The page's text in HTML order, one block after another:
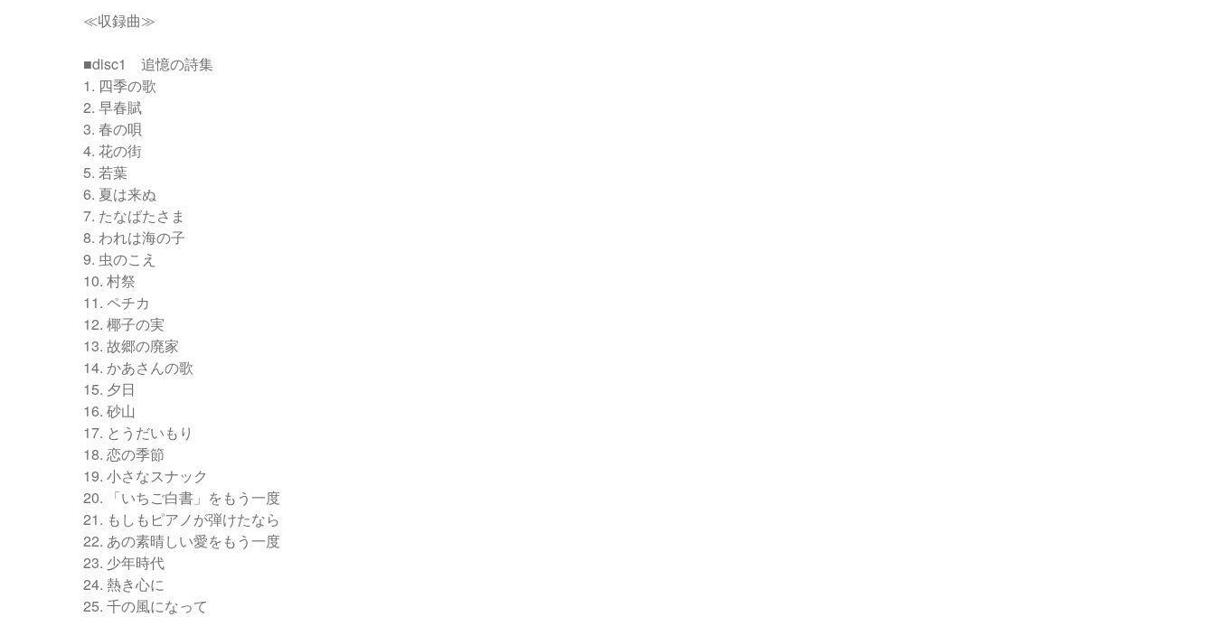
≪収録曲≫
■disc1 追憶の詩集
1. 四季の歌
2. 早春賦
3. 春の唄
4. 花の街
5. 若葉
6. 夏は来ぬ
7. たなばたさま
8. われは海の子
9. 虫のこえ
10. 村祭
11. ペチカ
12. 椰子の実
13. 故郷の廃家
14. かあさんの歌
15. 夕日
16. 砂山
17. とうだいもり
18. 恋の季節
19. 小さなスナック
20. 「いちご白書」をもう一度
21. もしもピアノが弾けたなら
22. あの素晴しい愛をもう一度
23. 少年時代
24. 熱き心に
25. 千の風になって